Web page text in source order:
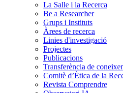
La Salle i la Recerca
Be a Researcher
Grups i Instituts
Àrees de recerca
Linies d'investigació
Projectes
Publicacions
Transferència de
Comitè d’Ètica de la
Revista Comprendre